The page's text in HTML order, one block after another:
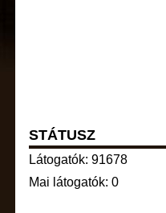
STÁTUSZ
Látogatók: 91678
Mai látogatók: 0